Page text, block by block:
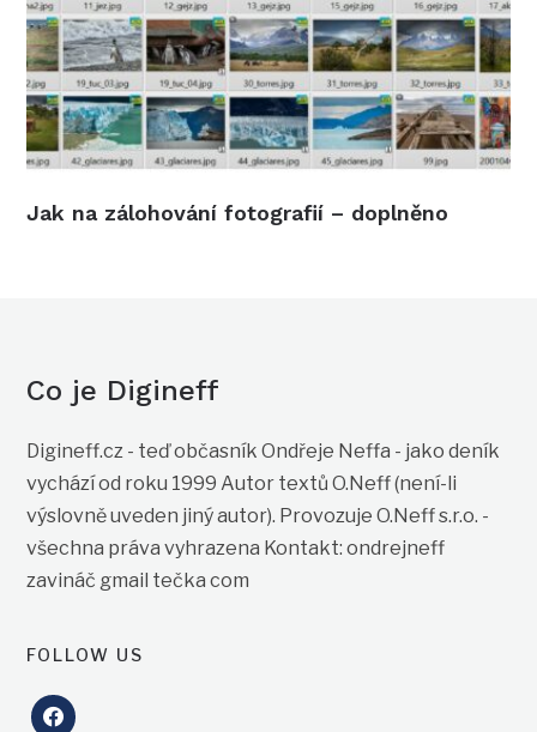
Jak na zálohování fotografií – doplněno
Co je Digineff
Digineff.cz - teď občasník Ondřeje Neffa - jako deník
vychází od roku 1999 Autor textů O.Neff (není-li
výslovně uveden jiný autor). Provozuje O.Neff s.r.o. -
všechna práva vyhrazena Kontakt: ondrejneff
zavináč gmail tečka com
FOLLOW US
facebook